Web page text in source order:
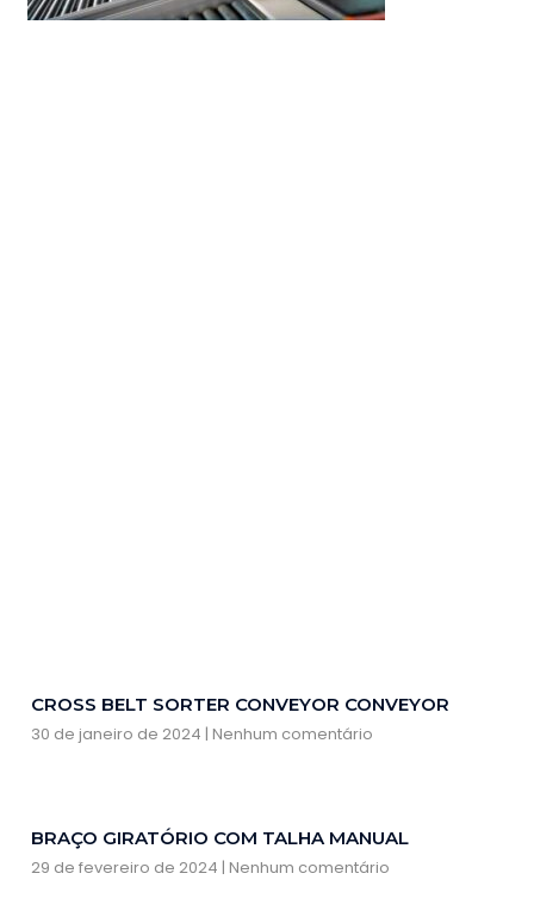
CROSS BELT SORTER CONVEYOR CONVEYOR
30 de janeiro de 2024 Nenhum comentário
BRAÇO GIRATÓRIO COM TALHA MANUAL
29 de fevereiro de 2024 Nenhum comentário